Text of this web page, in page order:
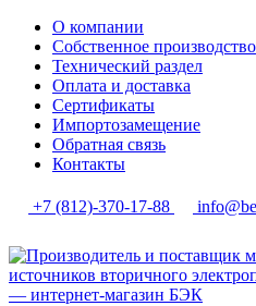
О компании
Собственное производство
Технический раздел
Оплата и доставка
Сертификаты
Импортозамещение
Обратная связь
Контакты
+7 (812)-370-17-88